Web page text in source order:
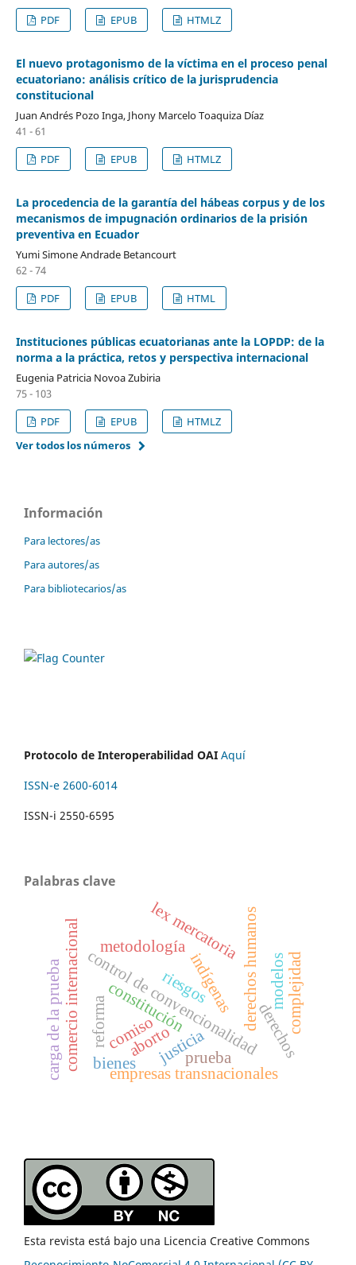
PDF
EPUB HTMLZ
El nuevo protagonismo de la víctima en el proceso penal
ecuatoriano: análisis crítico de la jurisprudencia
constitucional
Juan Andrés Pozo Inga, Jhony Marcelo Toaquiza Díaz
41 - 61
PDF
EPUB HTMLZ
La procedencia de la garantía del hábeas corpus y de los
mecanismos de impugnación ordinarios de la prisión
preventiva en Ecuador
Yumi Simone Andrade Betancourt
62 - 74
PDF
EPUB HTML
Instituciones públicas ecuatorianas ante la LOPDP: de la
norma a la práctica, retos y perspectiva internacional
Eugenia Patricia Novoa Zubiria
75 - 103
PDF
EPUB
HTMLZ
Ver todos los números
Información
Para lectores/as
Para autores/as
Para bibliotecarios/as
Protocolo de Interoperabilidad OAI Aquí
ISSN-e 2600-6014
ISSN-i 2550-6595
Palabras clave
control de convencionalidad
derechos humanos
indígenas
constitución
reforma derechos
justicia
lex mercatoria
empresas transnacionales
comercio internacional modeloscomplejidad
metodología
comiso
bienes
aborto prueba
carga de la prueba riesgos
Esta revista está bajo una Licencia Creative Commons